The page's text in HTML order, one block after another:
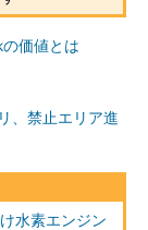
価値とは
、禁止エリア進
水素エンジン